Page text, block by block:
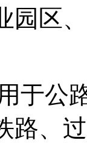
园区
于公
路、